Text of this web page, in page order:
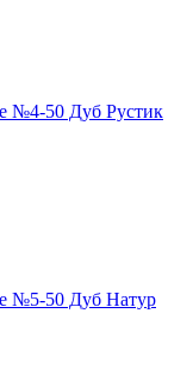
№4-50 Дуб Рустик
№5-50 Дуб Натур